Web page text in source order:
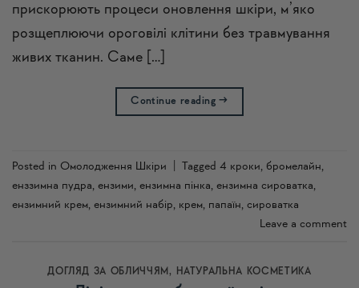
прискорюють процеси оновлення шкіри, м’яко
розщеплюючи ороговілі клітини без травмування
живих тканин. Саме […]
Continue reading→
Posted in Омолодження Шкіри Tagged 4 кроки, бромелайн,
енззимна пудра, ензими, ензимна пінка, ензимна сироватка,
ензимний крем, ензимний набір, крем, папаїн, сироватка
Leave a comment
ДОГЛЯД ЗА ОБЛИЧЧЯМ , НАТУРАЛЬНА КОСМЕТИКА